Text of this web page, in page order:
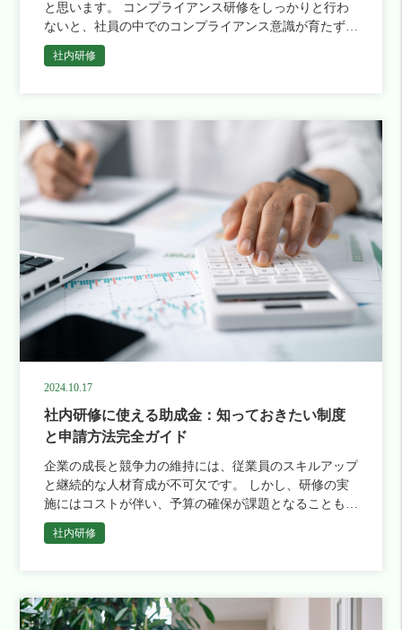
と思います。 コンプライアンス研修をしっかりと行わ
ないと、社員の中でのコンプライアンス意識が育たず、
社内の雰囲気が悪くなり離職率の増加につながります。
また、情報漏洩など […]
社内研修
2024.10.17
社内研修に使える助成金：知っておきたい制度
と申請方法完全ガイド
企業の成長と競争力の維持には、従業員のスキルアップ
と継続的な人材育成が不可欠です。 しかし、研修の実
施にはコストが伴い、予算の確保が課題となることも少
なくありません。 そんな中、国や自治体が提供する助
成金を活用することで […]
社内研修